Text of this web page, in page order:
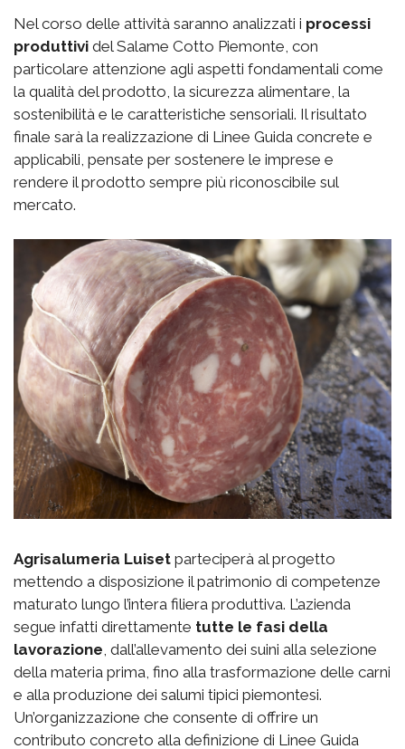
Nel corso delle attività saranno analizzati i processi
produttivi del Salame Cotto Piemonte, con
particolare attenzione agli aspetti fondamentali come
la qualità del prodotto, la sicurezza alimentare, la
sostenibilità e le caratteristiche sensoriali. Il risultato
finale sarà la realizzazione di Linee Guida concrete e
applicabili, pensate per sostenere le imprese e
rendere il prodotto sempre più riconoscibile sul
mercato.
Agrisalumeria Luiset parteciperà al progetto
mettendo a disposizione il patrimonio di competenze
maturato lungo l’intera filiera produttiva. L’azienda
segue infatti direttamente tutte le fasi della
lavorazione, dall’allevamento dei suini alla selezione
della materia prima, fino alla trasformazione delle carni
e alla produzione dei salumi tipici piemontesi.
Un’organizzazione che consente di offrire un
contributo concreto alla definizione di Linee Guida